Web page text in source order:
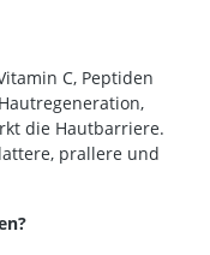
C, Peptiden
die Hautbarriere.
prallere und